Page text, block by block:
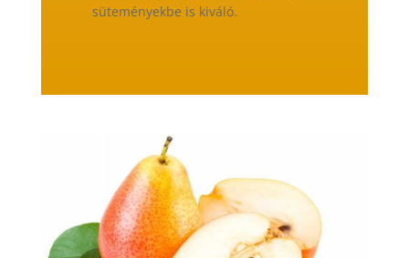
süteményekbe is kiváló.